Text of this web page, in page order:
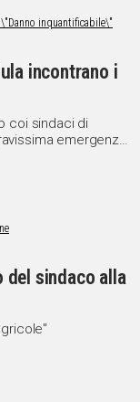
incontrano i
coi sindaci di
emergenza
l'acqua
del sindaco alla